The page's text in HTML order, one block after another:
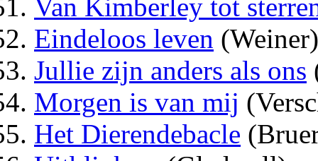
Van Kimberley tot
Eindeloos leven (Weiner)
Jullie zijn anders als ons
Morgen is van mij
Het Dierendebacle